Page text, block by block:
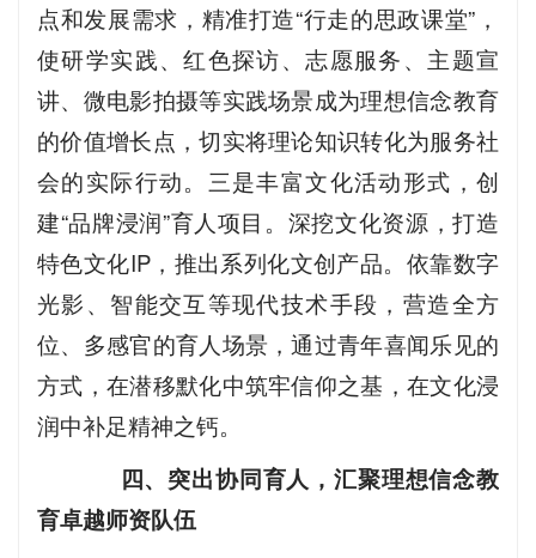
点和发展需求，精准打造“行走的思政课堂”，
使研学实践、红色探访、志愿服务、主题宣
讲、微电影拍摄等实践场景成为理想信念教育
的价值增长点，切实将理论知识转化为服务社
会的实际行动。三是丰富文化活动形式，创
建“品牌浸润”育人项目。深挖文化资源，打造
特色文化IP，推出系列化文创产品。依靠数字
光影、智能交互等现代技术手段，营造全方
位、多感官的育人场景，通过青年喜闻乐见的
方式，在潜移默化中筑牢信仰之基，在文化浸
润中补足精神之钙。
四、突出协同育人，汇聚理想信念教
育卓越师资队伍